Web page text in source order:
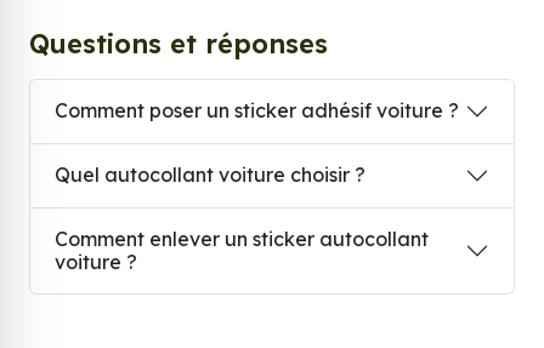
Questions et réponses
Comment poser un sticker adhésif voiture ?
Quel autocollant voiture choisir ?
Comment enlever un sticker autocollant
voiture ?